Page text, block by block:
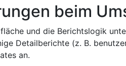
beim
und die Berichts­logik
Detail­berichte (z. B.
an.